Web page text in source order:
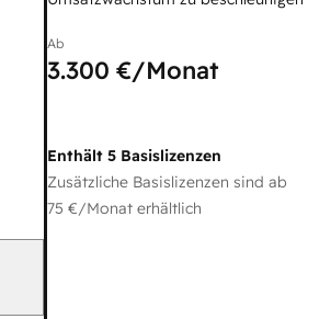
Ab
3.300 €/Monat
Enthält 5 Basislizenzen
Zusätzliche Basislizenzen sind ab
75 €/Monat erhältlich